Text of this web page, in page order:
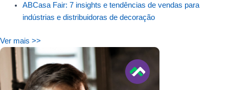
ABCasa Fair: 7 insights e tendências de vendas para
indústrias e distribuidoras de decoração
Ver mais >>